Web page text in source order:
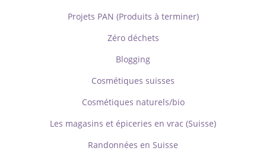
Projets PAN (Produits à terminer)
Zéro déchets
Blogging
Cosmétiques suisses
Cosmétiques naturels/bio
Les magasins et épiceries en vrac (Suisse)
Randonnées en Suisse